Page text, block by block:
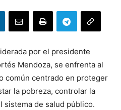
por el presidente
Mendoza, se enfrenta al
común centrado en proteger
la pobreza, controlar la
sistema de salud público.